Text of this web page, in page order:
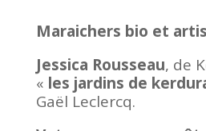
Maraichers bio et
Jessica Rousseau, de
« les jardins de
Gaël Leclercq.